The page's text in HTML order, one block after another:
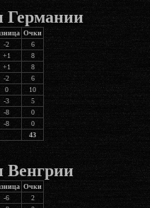
Германии
Очки
-2
6
+1
8
+1
8
-2
6
0
10
-3
5
-8
0
-8
0
43
Венгрии
Очки
-6
2